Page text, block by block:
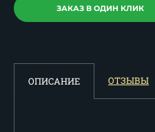
ЗАКАЗ В ОДИН КЛИК
ОПИСАНИЕ ОТЗЫВЫ